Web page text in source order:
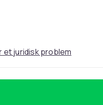
et juridisk problem